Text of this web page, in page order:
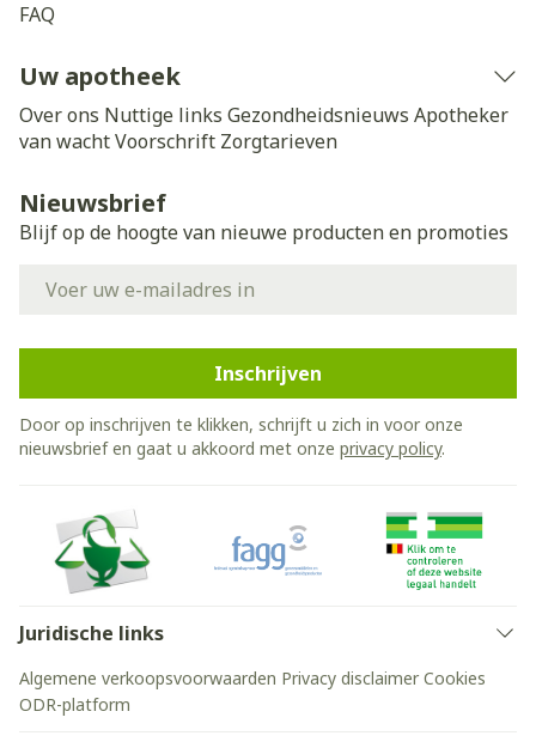
FAQ
Uw apotheek
Over ons Nuttige links Gezondheidsnieuws Apotheker
van wachtVoorschrift Zorgtarieven
Nieuwsbrief
Blijf op de hoogte van nieuwe producten en promoties
Inschrijven
Door op inschrijven te klikken, schrijft u zich in voor onze
nieuwsbrief en gaat u akkoord met onze privacy policy.
Juridische links
Algemene verkoopsvoorwaarden Privacy disclaimer Cookies
ODR-platform